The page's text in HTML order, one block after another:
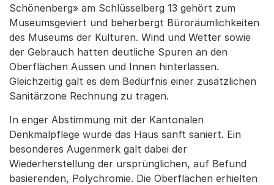
Schönenberg» am Schlüsselberg 13 gehört zum
Museumsgeviert und beherbergt Büroräumlichkeiten
des Museums der Kulturen. Wind und Wetter sowie
der Gebrauch hatten deutliche Spuren an den
Oberflächen Aussen und Innen hinterlassen.
Gleichzeitig galt es dem Bedürfnis einer zusätzlichen
Sanitärzone Rechnung zu tragen.
In enger Abstimmung mit der Kantonalen
Denkmalpflege wurde das Haus sanft saniert. Ein
besonderes Augenmerk galt dabei der
Wiederherstellung der ursprünglichen, auf Befund
basierenden, Polychromie. Die Oberflächen erhielten